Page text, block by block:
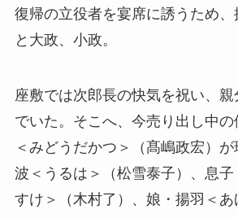
復帰の立役者を宴席に誘うため、
と大政、小政。
座敷では次郎長の快気を祝い、
でいた。そこへ、今売り出し中
＜みどうだかつ＞（髙嶋政宏）
波＜うるは＞（松雪泰子）、息子
すけ＞（木村了）、娘・揚羽＜